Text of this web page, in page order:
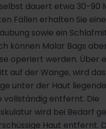
dauert etwa 30-90
Fällen erhalten Sie eine
sowie ein
können Malar Bags
operiert werden. Über
auf der Wange, wird das
unter der Haut liegende
vollständig entfernt. Die
wird bei Bedarf
Haut entfernt.